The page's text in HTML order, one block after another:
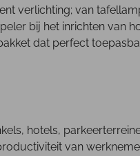
verlichting; van
bij het inrichten van
dat perfect
hotels,
van